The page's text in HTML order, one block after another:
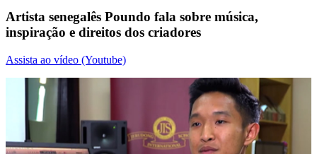
Artista senegalês Poundo fala sobre música,
inspiração e direitos dos criadores
Assista ao vídeo (Youtube)